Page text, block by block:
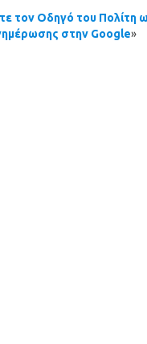
τον Οδηγό του Πολίτη
στην Google»